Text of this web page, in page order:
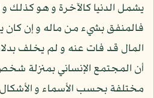
يشمل الدنيا كالآخرة و هو كذلك و
فالمنفق بشيء من ماله و إن كان
المال قد فات عنه و لم يخلف
أن المجتمع الإنساني بمنزلة
مختلفة بحسب الأسماء و